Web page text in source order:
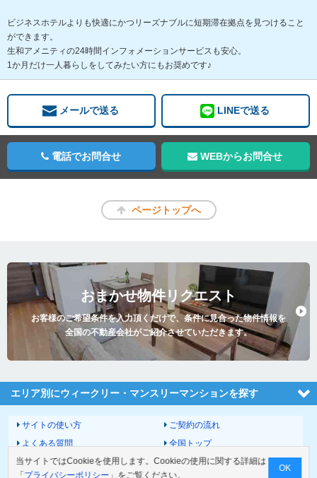
ビジネスホテルよりも快適にかつリーズナブルに短期滞在拠点を見つけること
ができます。
生和アメニティの24時間インフォメーションサービスも安心。
1か月だけ一人暮らしをしてみたい方にもお奨めです♪
メールで送る LINEで送る
電話でお問合せ WEBからお問合せ
ページトップへ
おまかせ物件リクエスト
お客様のご希望条件を入力頂くだけで、条件に見合った物件情報を
全国の不動産会社がご紹介させていただきます。
エリア別にウィークリー・マンスリーマンションを探す
サイトの使い方
ご契約の流れ
よくある質問
全国トップ
サイトマップ
運営会社
当サイトではCookieを使用します。Cookieの使用に関する詳細は
「 プライバシーポリシー 」をご覧ください。
OK